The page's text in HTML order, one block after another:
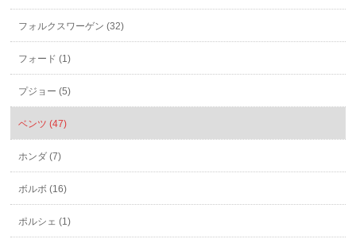
フォルクスワーゲン (32)
フォード (1)
プジョー (5)
ベンツ (47)
ホンダ (7)
ボルボ (16)
ポルシェ (1)